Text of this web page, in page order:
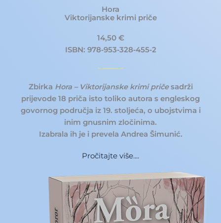
Hora
Viktorijanske krimi priče
14,50 €
ISBN: 978‐953‐328‐455‐2
Zbirka Hora – Viktorijanske krimi pričesadrži
prijevode 18 priča isto toliko autora s engleskog
govornog područja iz 19. stoljeća, o ubojstvima i
inim gnusnim zločinima.
Izabrala ih je i prevela Andrea Šimunić.
Pročitajte više....